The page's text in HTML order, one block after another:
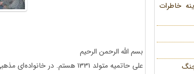
بسم الله الرحمن الرحیم
علی حاتمیه متولد 1331 هستم.
خاطرات